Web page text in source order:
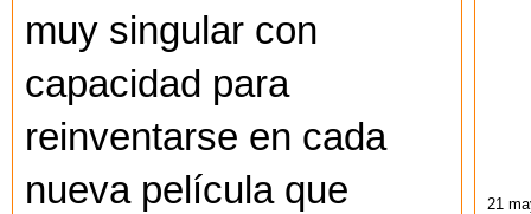
muy singular con
capacidad para
reinventarse en cada
nueva película que
21